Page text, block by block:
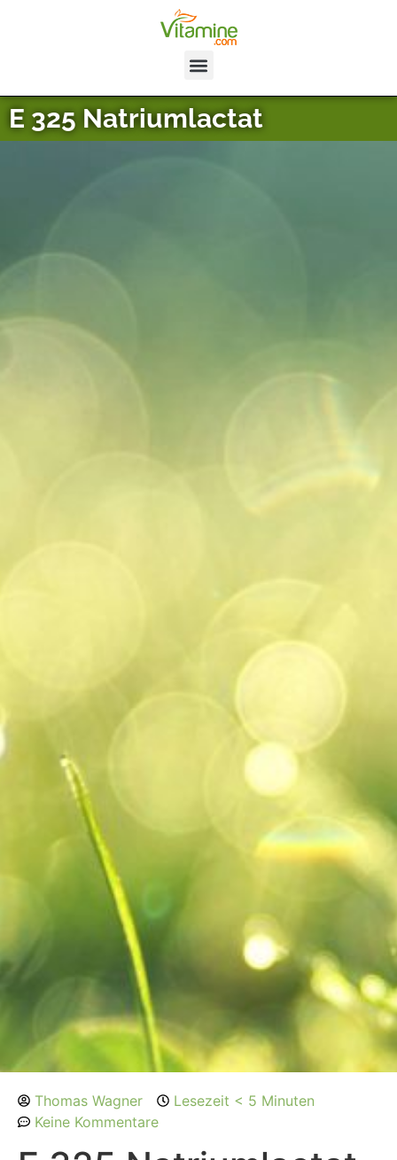
E 325 Natriumlactat
Thomas Wagner
Lesezeit < 5 Minuten
Keine Kommentare